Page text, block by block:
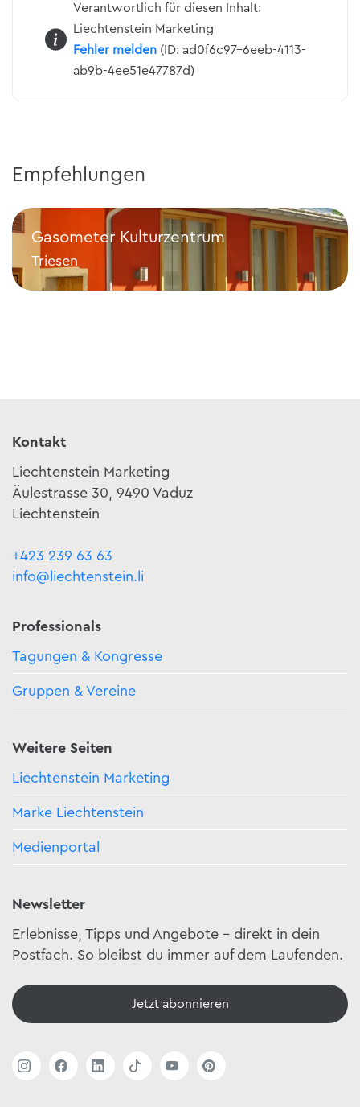
Verantwortlich für diesen Inhalt:
Liechtenstein Marketing
Fehler melden (ID: ad0f6c97-6eeb-4113-
ab9b-4ee51e47787d)
Empfehlungen
Gasometer Kulturzentrum
Triesen
Gasometer Kulturzentrum
Kontakt
Liechtenstein Marketing
Äulestrasse 30, 9490 Vaduz
Liechtenstein
+423 239 63 63
info@liechtenstein.li
Professionals
Tagungen & Kongresse
Gruppen & Vereine
Weitere Seiten
Liechtenstein Marketing
Marke Liechtenstein
Medienportal
Newsletter
Erlebnisse, Tipps und Angebote – direkt in dein
Postfach. So bleibst du immer auf dem Laufenden.
Jetzt abonnieren